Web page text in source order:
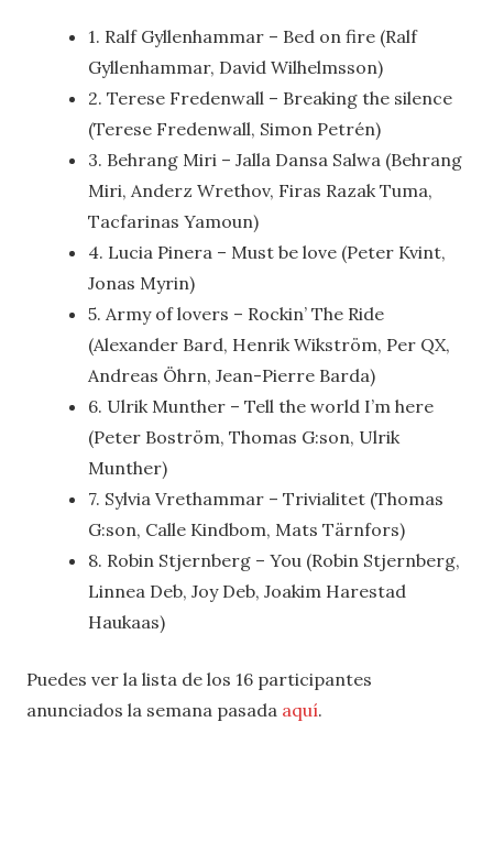
1. Ralf Gyllenhammar – Bed on fire (Ralf
Gyllenhammar, David Wilhelmsson)
2. Terese Fredenwall – Breaking the silence
(Terese Fredenwall, Simon Petrén)
3. Behrang Miri – Jalla Dansa Salwa (Behrang
Miri, Anderz Wrethov, Firas Razak Tuma,
Tacfarinas Yamoun)
4. Lucia Pinera – Must be love (Peter Kvint,
Jonas Myrin)
5. Army of lovers – Rockin’ The Ride
(Alexander Bard, Henrik Wikström, Per QX,
Andreas Öhrn, Jean-Pierre Barda)
6. Ulrik Munther – Tell the world I’m here
(Peter Boström, Thomas G:son, Ulrik
Munther)
7. Sylvia Vrethammar – Trivialitet (Thomas
G:son, Calle Kindbom, Mats Tärnfors)
8. Robin Stjernberg – You (Robin Stjernberg,
Linnea Deb, Joy Deb, Joakim Harestad
Haukaas)
Puedes ver la lista de los 16 participantes
anunciados la semana pasada aquí.